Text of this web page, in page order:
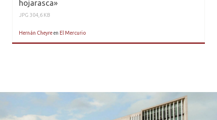
hojarasca»
JPG 304,6 KB
Hernán Cheyreen El Mercurio